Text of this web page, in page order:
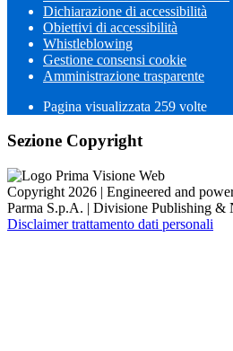
Dichiarazione di accessibilità
Obiettivi di accessibilità
Whistleblowing
Gestione consensi cookie
Amministrazione trasparente
Pagina visualizzata 259 volte
Sezione Copyright
Copyright 2026 | Engineered and
Parma S.p.A. | Divisione Publishing &
Disclaimer trattamento dati personali